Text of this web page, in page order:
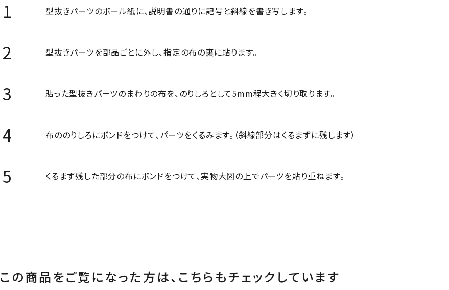
型抜きパーツのボール紙に、説明書の通りに記号と斜線を書き写します。
型抜きパーツを部品ごとに外し、指定の布の裏に貼ります。
貼った型抜きパーツのまわりの布を、のりしろとして5mm程大きく切り取ります。
布ののりしろにボンドをつけて、パーツをくるみます。（斜線部分はくるまずに残します）
くるまず残した部分の布にボンドをつけて、実物大図の上でパーツを貼り重ねます。
この商品をご覧になった方は、 こちらもチェックしています